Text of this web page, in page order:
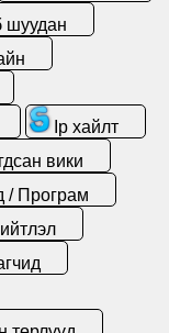
шуудан
Ip хайлт
вики
/ Програм